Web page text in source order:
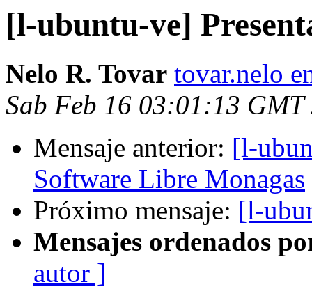
[l-ubuntu-ve]
Nelo R. Tovar tovar.nelo
Sab Feb 16 03:01:13 GMT
Mensaje anterior: [l-
Software Libre Monagas
Próximo mensaje: [l-
Mensajes ordenados
autor ]